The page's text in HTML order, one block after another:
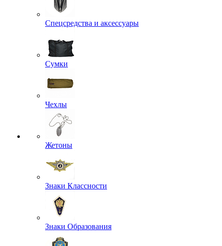
Спецсредства и аксессуары
Сумки
Чехлы
Жетоны
Знаки Классности
Знаки Образования